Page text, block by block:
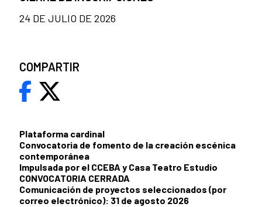
Plataforma cardinal
Convocatoria de fomento de la creación escénica
contemporánea
Impulsada por el CCEBA y Casa Teatro Estudio
CONVOCATORIA CERRADA
Comunicación de proyectos seleccionados (por
correo electrónico): 31 de agosto 2026
24 DE JULIO DE 2026
COMPARTIR